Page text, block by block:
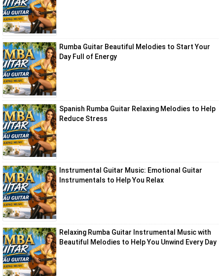
Rumba Guitar Beautiful Melodies to Start Your
Day Full of Energy
Spanish Rumba Guitar Relaxing Melodies to Help
Reduce Stress
Instrumental Guitar Music: Emotional Guitar
Instrumentals to Help You Relax
Relaxing Rumba Guitar Instrumental Music with
Beautiful Melodies to Help You Unwind Every Day